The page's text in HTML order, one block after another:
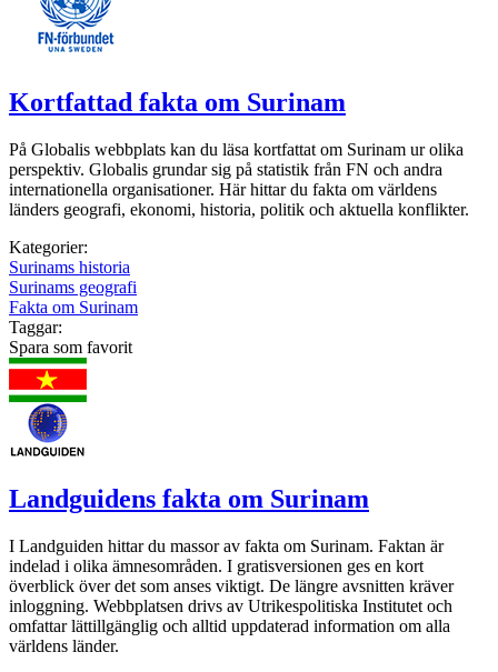
Kortfattad fakta om Surinam
På Globalis webbplats kan du läsa kortfattat om Surinam ur olika
perspektiv. Globalis grundar sig på statistik från FN och andra
internationella organisationer. Här hittar du fakta om världens
länders geografi, ekonomi, historia, politik och aktuella konflikter.
Kategorier:
Surinams historia
Surinams geografi
Fakta om Surinam
Taggar:
Spara som favorit
Landguidens fakta om Surinam
I Landguiden hittar du massor av fakta om Surinam. Faktan är
indelad i olika ämnesområden. I gratisversionen ges en kort
överblick över det som anses viktigt. De längre avsnitten kräver
inloggning. Webbplatsen drivs av Utrikespolitiska Institutet och
omfattar lättillgänglig och alltid uppdaterad information om alla
världens länder.